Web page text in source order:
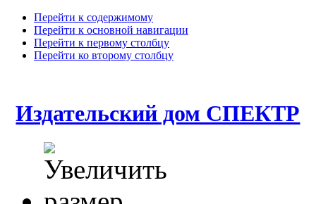
Перейти к содержимому
Перейти к основной навигации
Перейти к первому столбцу
Перейти ко второму столбцу
Издательский дом СПЕКТР